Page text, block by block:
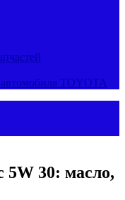
TOYOTA
5W 30: масло,